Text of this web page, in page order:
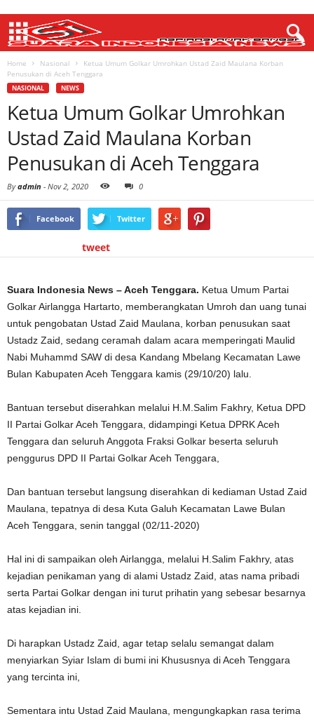
Home Nasional
Ketua Umum Golkar Umrohkan Ustad Zaid Maulana Korban
Penusukan di Aceh Tenggara
NASIONAL NEWS
Ketua Umum Golkar Umrohkan
Ustad Zaid Maulana Korban
Penusukan di Aceh Tenggara
Byadmin - Nov 2, 2020 0
Facebook Twitter
tweet
Suara Indonesia News – Aceh Tenggara. Ketua Umum Partai
Golkar Airlangga Hartarto, memberangkatan Umroh dan uang tunai
untuk pengobatan Ustad Zaid Maulana, korban penusukan saat
Ustadz Zaid, sedang ceramah dalam acara memperingati Maulid
Nabi Muhammd SAW di desa Kandang Mbelang Kecamatan Lawe
Bulan Kabupaten Aceh Tenggara kamis (29/10/20) lalu.
Bantuan tersebut diserahkan melalui H.M.Salim Fakhry, Ketua DPD
II Partai Golkar Aceh Tenggara, didampingi Ketua DPRK Aceh
Tenggara dan seluruh Anggota Fraksi Golkar beserta seluruh
penggurus DPD II Partai Golkar Aceh Tenggara,
Dan bantuan tersebut langsung diserahkan di kediaman Ustad Zaid
Maulana, tepatnya di desa Kuta Galuh Kecamatan Lawe Bulan
Aceh Tenggara, senin tanggal (02/11-2020)
Hal ini di sampaikan oleh Airlangga, melalui H.Salim Fakhry, atas
kejadian penikaman yang di alami Ustadz Zaid, atas nama pribadi
serta Partai Golkar dengan ini turut prihatin yang sebesar besarnya
atas kejadian ini.
Di harapkan Ustadz Zaid, agar tetap selalu semangat dalam
menyiarkan Syiar Islam di bumi ini Khususnya di Aceh Tenggara
yang tercinta ini,
Sementara intu Ustad Zaid Maulana, mengungkapkan rasa terima